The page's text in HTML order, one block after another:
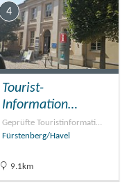
"Zum Birkenhof"
4
Tourist-
Information…
Geprüfte Touristinformati…
Fürstenberg/Havel
9.1km